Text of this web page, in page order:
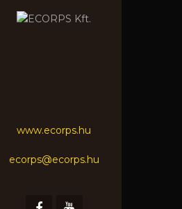
www.ecorps.hu
ecorps@ecorps.hu